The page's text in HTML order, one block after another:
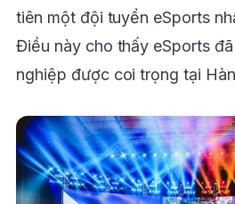
tiên một đội tuyển eSports
Điều này cho thấy eSports
nghiệp được coi trọng tại